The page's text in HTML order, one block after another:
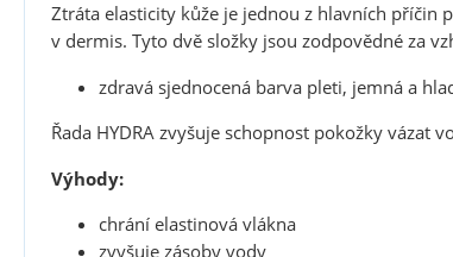
Ztráta elasticity kůže je jednou z hlavních příčin
v dermis. Tyto dvě složky jsou zodpovědné za
zdravá sjednocená barva pleti, jemná a
Řada HYDRAzvyšuje schopnost pokožky vázat
Výhody:
chrání elastinová vlákna
zvyšuje zásoby vody